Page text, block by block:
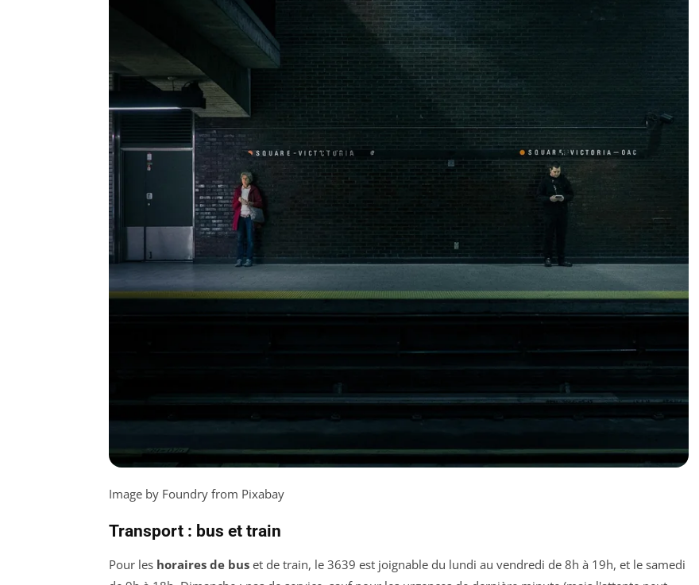
Image by Foundry from Pixabay
Transport : bus et train
Pour les horaires de bus et de train, le 3639 est joignable du lundi au vendredi de 8h à 19h, et le samedi